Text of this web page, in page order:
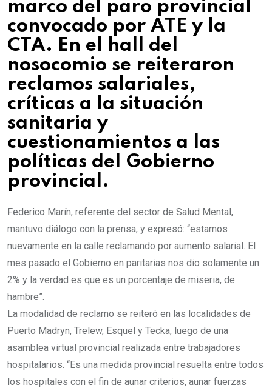
marco del paro provincial
convocado por ATE y la
CTA. En el hall del
nosocomio se reiteraron
reclamos salariales,
críticas a la situación
sanitaria y
cuestionamientos a las
políticas del Gobierno
provincial.
Federico Marín, referente del sector de Salud Mental,
mantuvo diálogo con la prensa, y expresó: “estamos
nuevamente en la calle reclamando por aumento salarial. El
mes pasado el Gobierno en paritarias nos dio solamente un
2% y la verdad es que es un porcentaje de miseria, de
hambre”.
La modalidad de reclamo se reiteró en las localidades de
Puerto Madryn, Trelew, Esquel y Tecka, luego de una
asamblea virtual provincial realizada entre trabajadores
hospitalarios. “Es una medida provincial resuelta entre todos
los hospitales con el fin de aunar criterios, aunar fuerzas